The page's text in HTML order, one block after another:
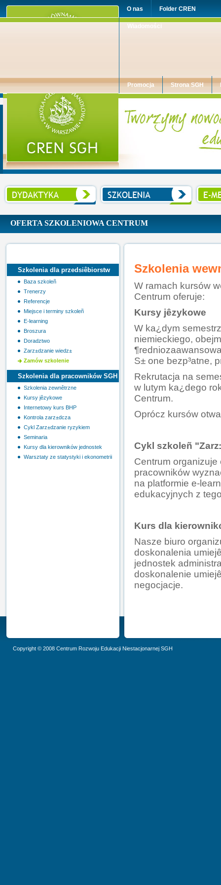
O nas Folder CREN
Wiadomości
Promocja Strona SGH
Centrum Rozwoju Edukacji Niestacjonarnej SGH w Warszawie
Dydaktyka Szkolenia E-mentor
OFERTA SZKOLENIOWA CENTRUM
Szkolenia dla przedsiêbiorstw
Baza szkoleñ
Trenerzy
Referencje
Miejsce i terminy szkoleñ
E-learning
Broszura
Doradztwo
Zarz±dzanie wiedz±
Zamów szkolenie
Szkolenia dla pracowników SGH
Szkolenia zewnêtrzne
Kursy jêzykowe
Internetowy kurs BHP
Kontrola zarz±dcza
Cykl Zarz±dzanie ryzykiem
Seminaria
Kursy dla kierowników jednostek
Warsztaty ze statystyki i ekonometrii
Szkolenia
W ramach kursów
Centrum oferuje:
Kursy jêzykowe
W ka¿dym
niemieckiego,
S± one bezp³atne,
Rekrutacja na
w lutym ka¿dego
Centrum.
Oprócz kursów
Cykl szkoleñ
Centrum
pracowników
na platformie e-
edukacyjnych z
Kurs dla
Nasze biuro
doskonalenia
jednostek
doskonalenie
negocjacje.
Copyright © 2008 Centrum Rozwoju Edukacji Niestacjonarnej SGH